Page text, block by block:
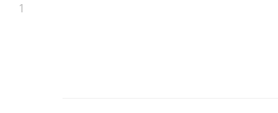
1